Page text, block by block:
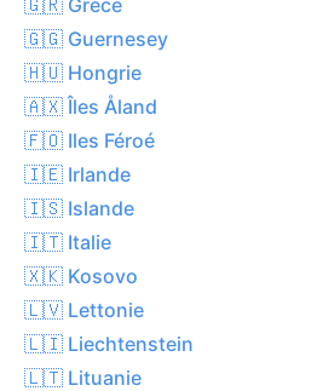
🇬🇬 Guernesey
🇭🇺 Hongrie
🇦🇽 Îles Åland
🇫🇴 Iles Féroé
🇮🇪 Irlande
🇮🇸 Islande
🇮🇹 Italie
🇽🇰 Kosovo
🇱🇻 Lettonie
🇱🇮 Liechtenstein
🇱🇹 Lituanie